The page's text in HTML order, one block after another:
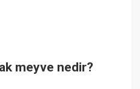
meyve nedir?